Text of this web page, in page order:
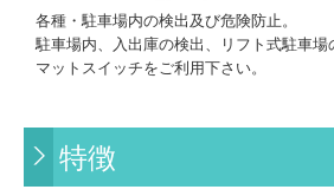
薄型PVCマットスイッチ
自動ドア用製品
各種・駐車場内の検出及び危険防止。
駐車場内、入出庫の検出、リフト式駐車場
マットスイッチをご利用下さい。
特徴